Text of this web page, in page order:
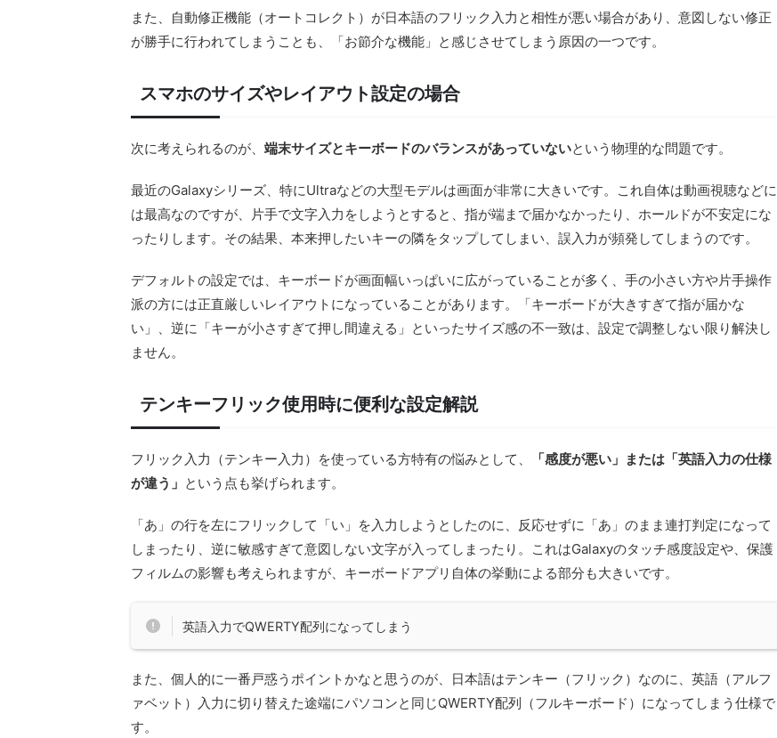
また、自動修正機能（オートコレクト）が日本語のフリック入力と相性が悪い場合があり、意図しない修正
が勝手に行われてしまうことも、「お節介な機能」と感じさせてしまう原因の一つです。
スマホのサイズやレイアウト設定の場合
次に考えられるのが、 端末サイズとキーボードのバランスがあっていないという物理的な問題です。
最近のGalaxyシリーズ、特にUltraなどの大型モデルは画面が非常に大きいです。これ自体は動画視聴などに
は最高なのですが、片手で文字入力をしようとすると、指が端まで届かなかったり、ホールドが不安定にな
ったりします。その結果、本来押したいキーの隣をタップしてしまい、誤入力が頻発してしまうのです。
デフォルトの設定では、キーボードが画面幅いっぱいに広がっていることが多く、手の小さい方や片手操作
派の方には正直厳しいレイアウトになっていることがあります。「キーボードが大きすぎて指が届かな
い」、逆に「キーが小さすぎて押し間違える」といったサイズ感の不一致は、設定で調整しない限り解決し
ません。
テンキーフリック使用時に便利な設定解説
フリック入力（テンキー入力）を使っている方特有の悩みとして、
「感度が悪い」または「英語入力の仕様
が違う」 という点も挙げられます。
「あ」の行を左にフリックして「い」を入力しようとしたのに、反応せずに「あ」のまま連打判定になって
しまったり、逆に敏感すぎて意図しない文字が入ってしまったり。これはGalaxyのタッチ感度設定や、保護
フィルムの影響も考えられますが、キーボードアプリ自体の挙動による部分も大きいです。
英語入力でQWERTY配列になってしまう
また、個人的に一番戸惑うポイントかなと思うのが、日本語はテンキー（フリック）なのに、英語（アルフ
ァベット）入力に切り替えた途端にパソコンと同じQWERTY配列（フルキーボード）になってしまう仕様で
す。